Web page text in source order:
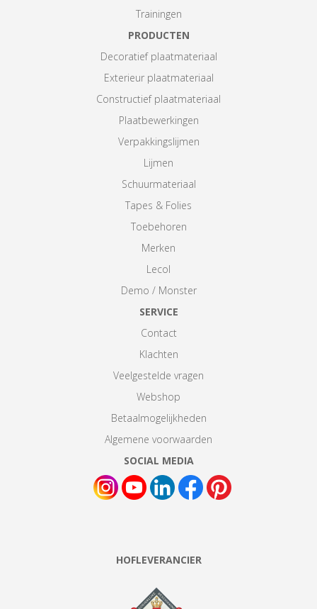
Trainingen
PRODUCTEN
Decoratief plaatmateriaal
Exterieur plaatmateriaal
Constructief plaatmateriaal
Plaatbewerkingen
Verpakkingslijmen
Lijmen
Schuurmateriaal
Tapes & Folies
Toebehoren
Merken
Lecol
Demo / Monster
SERVICE
Contact
Klachten
Veelgestelde vragen
Webshop
Betaalmogelijkheden
Algemene voorwaarden
SOCIAL MEDIA
HOFLEVERANCIER